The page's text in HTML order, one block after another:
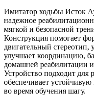
Имитатор ходьбы Исток
надежное
мягкой и безопасной
Конструкция помогает
двигательный
улучшает координацию,
домашней реабилитации
Устройство подходит для
обеспечивает
во время обучения шагу.